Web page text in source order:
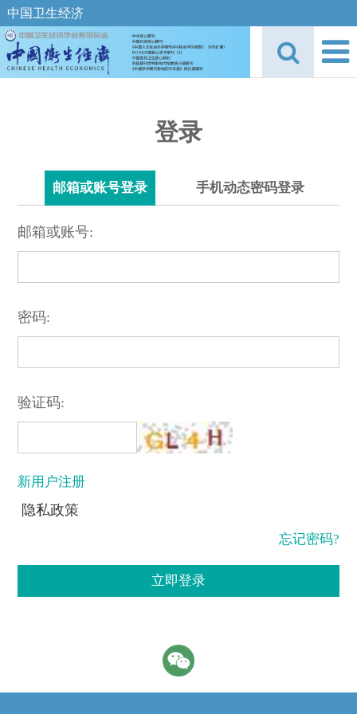
中国卫生经济
登录
邮箱或账号登录 手机动态密码登录
邮箱或账号:
密码:
验证码:
新用户注册
隐私政策
忘记密码?
立即登录